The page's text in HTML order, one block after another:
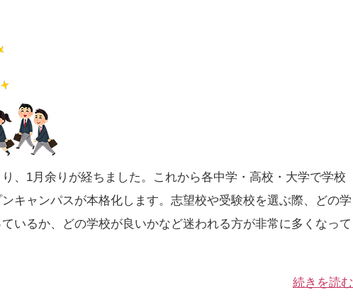
、1月余りが経ちました。これから各中学・高校・大学で学校
キャンパスが本格化します。志望校や受験校を選ぶ際、どの学
いるか、どの学校が良いかなど迷われる方が非常に多くなって
続きを読む